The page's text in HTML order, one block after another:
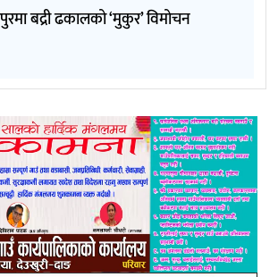
बद्री ढकालको ‘मुकुर’ विमोचन